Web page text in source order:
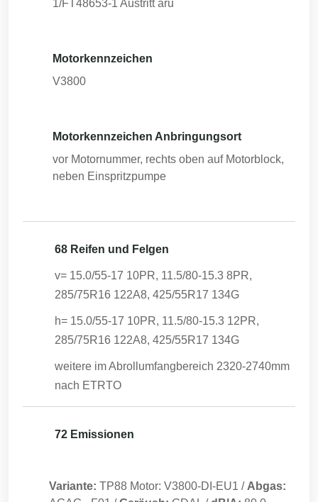
1/FT48653-1 Austritt aru
Motorkennzeichen
V3800
Motorkennzeichen Anbringungsort
vor Motornummer, rechts oben auf Motorblock,
neben Einspritzpumpe
68 Reifen und Felgen
v= 15.0/55-17 10PR, 11.5/80-15.3 8PR,
285/75R16 122A8, 425/55R17 134G
h= 15.0/55-17 10PR, 11.5/80-15.3 12PR,
285/75R16 122A8, 425/55R17 134G
weitere im Abrollumfangbereich 2320-2740mm
nach ETRTO
72 Emissionen
Variante: TP88 Motor: V3800-DI-EU1 / Abgas: